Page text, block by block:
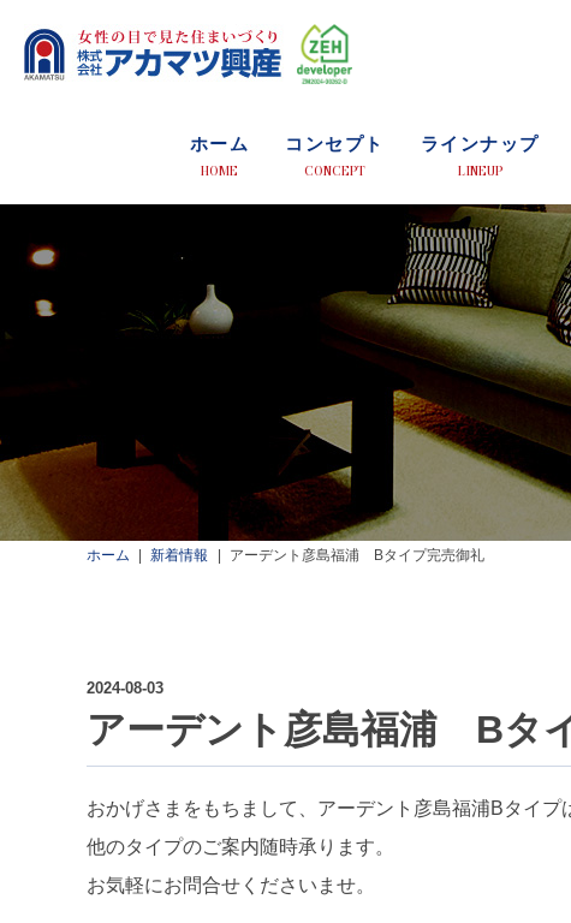
ホーム
HOME
コンセプト
CONCEPT
ラインナップ
LINEUP
ホーム 新着情報 アーデント彦島福浦 Bタイプ完売御礼
2024-08-03
アーデント彦島福浦 Bタ
おかげさまをもちまして、アーデント彦島福浦Bタイプ
他のタイプのご案内随時承ります。
お気軽にお問合せくださいませ。